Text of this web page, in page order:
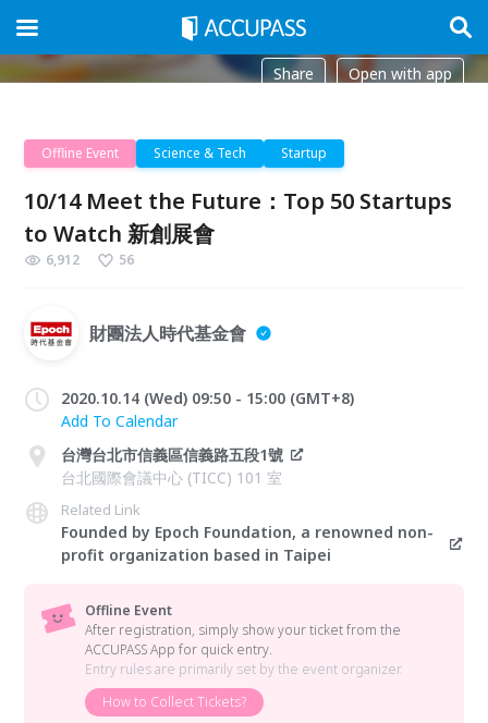
Share Open with app
Offline Event Science & Tech Startup
10/14 Meet the Future：Top 50 Startups
to Watch 新創展會
6,912 56
財團法人時代基金會
2020.10.14 (Wed) 09:50 - 15:00 (GMT+8)
Add To Calendar
台灣台北市信義區信義路五段1號
台北國際會議中心 (TICC) 101 室
Related Link
Founded by Epoch Foundation, a renowned non-
profit organization based in Taipei
Offline Event
After registration, simply show your ticket from the
ACCUPASS App for quick entry.
Entry rules are primarily set by the event organizer.
How to Collect Tickets?